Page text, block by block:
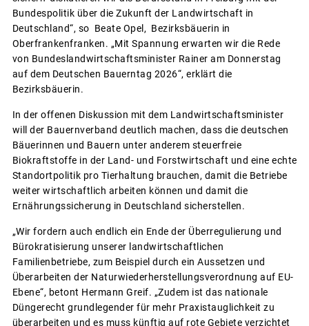
Bundespolitik über die Zukunft der Landwirtschaft in
Deutschland“, so Beate Opel, Bezirksbäuerin in
Oberfrankenfranken. „Mit Spannung erwarten wir die Rede
von Bundeslandwirtschaftsminister Rainer am Donnerstag
auf dem Deutschen Bauerntag 2026“, erklärt die
Bezirksbäuerin.
In der offenen Diskussion mit dem Landwirtschaftsminister
will der Bauernverband deutlich machen, dass die deutschen
Bäuerinnen und Bauern unter anderem steuerfreie
Biokraftstoffe in der Land- und Forstwirtschaft und eine echte
Standortpolitik pro Tierhaltung brauchen, damit die Betriebe
weiter wirtschaftlich arbeiten können und damit die
Ernährungssicherung in Deutschland sicherstellen.
„Wir fordern auch endlich ein Ende der Überregulierung und
Bürokratisierung unserer landwirtschaftlichen
Familienbetriebe, zum Beispiel durch ein Aussetzen und
Überarbeiten der Naturwiederherstellungsverordnung auf EU-
Ebene“, betont Hermann Greif. „Zudem ist das nationale
Düngerecht grundlegender für mehr Praxistauglichkeit zu
überarbeiten und es muss künftig auf rote Gebiete verzichtet